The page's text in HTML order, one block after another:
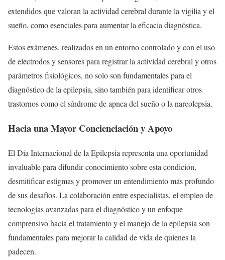
extendidos que valoran la actividad cerebral durante la vigilia y el
sueño, como esenciales para aumentar la eficacia diagnóstica.
Estos exámenes, realizados en un entorno controlado y con el uso
de electrodos y sensores para registrar la actividad cerebral y otros
parámetros fisiológicos, no solo son fundamentales para el
diagnóstico de la epilepsia, sino también para identificar otros
trastornos como el síndrome de apnea del sueño o la narcolepsia.
Hacia una Mayor Concienciación y Apoyo
El Día Internacional de la Epilepsia representa una oportunidad
invaluable para difundir conocimiento sobre esta condición,
desmitificar estigmas y promover un entendimiento más profundo
de sus desafíos. La colaboración entre especialistas, el empleo de
tecnologías avanzadas para el diagnóstico y un enfoque
comprensivo hacia el tratamiento y el manejo de la epilepsia son
fundamentales para mejorar la calidad de vida de quienes la
padecen.